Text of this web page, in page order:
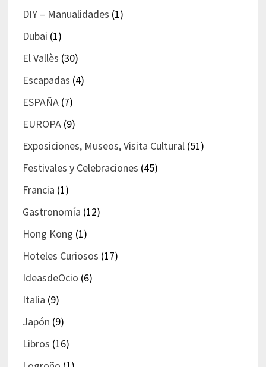
DIY – Manualidades (1)
Dubai (1)
El Vallès (30)
Escapadas (4)
ESPAÑA(7)
EUROPA(9)
Exposiciones, Museos, Visita Cultural(51)
Festivales y Celebraciones (45)
Francia (1)
Gastronomía (12)
Hong Kong (1)
Hoteles Curiosos (17)
IdeasdeOcio (6)
Italia (9)
Japón (9)
Libros (16)